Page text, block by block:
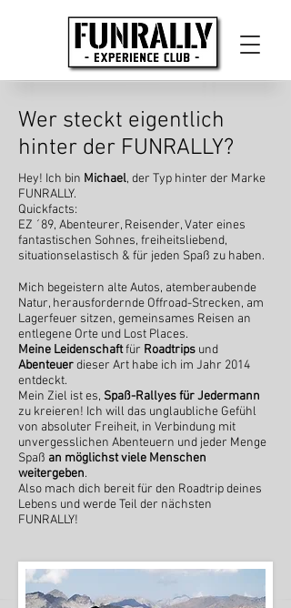
Wer steckt eigentlich
hinter der FUNRALLY?
Hey! Ich bin Michael, der Typ hinter der Marke
FUNRALLY.
Quickfacts:
EZ ´89, Abenteurer, Reisender, Vater eines
fantastischen Sohnes, freiheitsliebend,
situationselastisch & für jeden Spaß zu haben.
Mich begeistern alte Autos, atemberaubende
Natur, herausfordernde Offroad-Strecken, am
Lagerfeuer sitzen, gemeinsames Reisen an
entlegene Orte und Lost Places.
Meine Leidenschaftfür Roadtrips und
Abenteuerdieser Art habe ich im Jahr 2014
entdeckt.
Mein Ziel ist es, Spaß-Rallyes für Jedermann
zu kreieren! Ich will das unglaubliche Gefühl
von absoluter Freiheit, in Verbindung mit
unvergesslichen Abenteuern und jeder Menge
Spaß an möglichst viele Menschen
weitergeben.
Also mach dich bereit für den Roadtrip deines
Lebens und werde Teil der nächsten
FUNRALLY!